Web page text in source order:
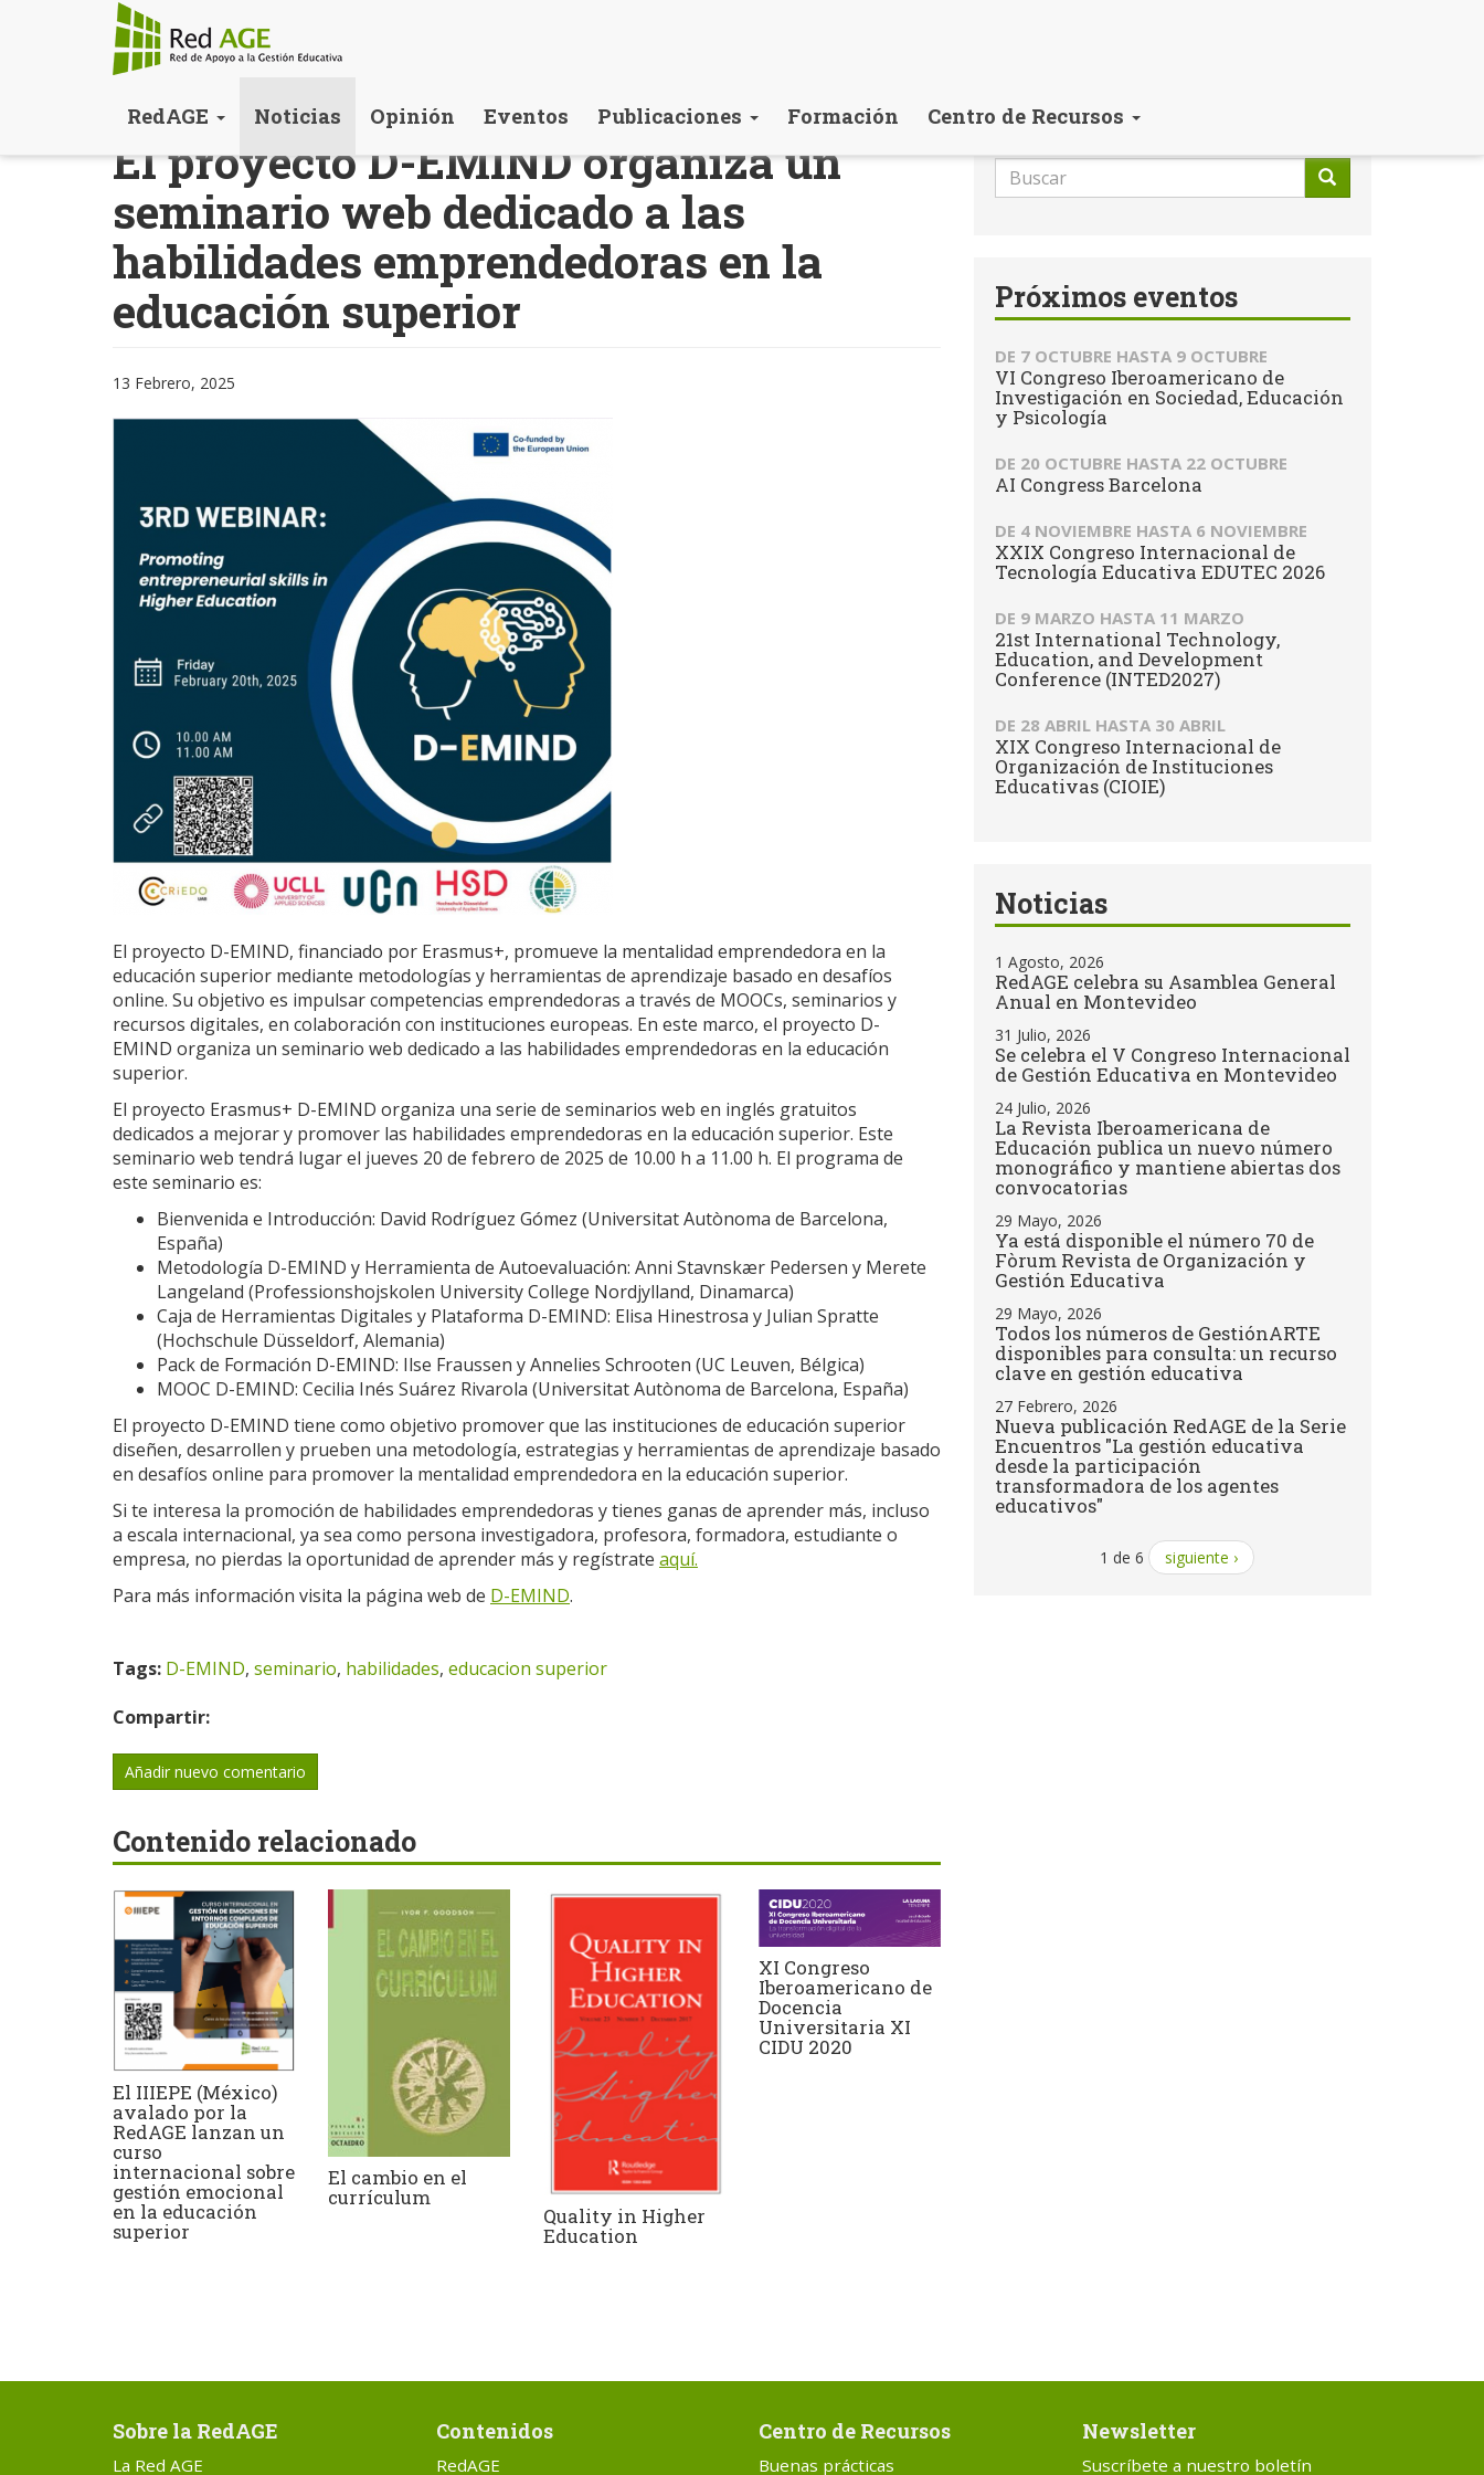
contenido
RedAGE Noticias Opinión Eventos Publicaciones Formación Centro de Recursos
El proyecto D-EMIND organiza un
seminario web dedicado a las
habilidades emprendedoras en la
educación superior
13 Febrero, 2025
El proyecto D-EMIND, financiado por Erasmus+, promueve la mentalidad emprendedora en la
educación superior mediante metodologías y herramientas de aprendizaje basado en desafíos
online. Su objetivo es impulsar competencias emprendedoras a través de MOOCs, seminarios y
recursos digitales, en colaboración con instituciones europeas. En este marco, el proyecto D-
EMIND organiza un seminario web dedicado a las habilidades emprendedoras en la educación
superior.
El proyecto Erasmus+ D-EMIND organiza una serie de seminarios web en inglés gratuitos
dedicados a mejorar y promover las habilidades emprendedoras en la educación superior. Este
seminario web tendrá lugar el jueves 20 de febrero de 2025 de 10.00 h a 11.00 h. El programa de
este seminario es:
Bienvenida e Introducción: David Rodríguez Gómez (Universitat Autònoma de Barcelona,
España)
Metodología D-EMIND y Herramienta de Autoevaluación: Anni Stavnskær Pedersen y Merete
Langeland (Professionshojskolen University College Nordjylland, Dinamarca)
Caja de Herramientas Digitales y Plataforma D-EMIND: Elisa Hinestrosa y Julian Spratte
(Hochschule Düsseldorf, Alemania)
Pack de Formación D-EMIND: Ilse Fraussen y Annelies Schrooten (UC Leuven, Bélgica)
MOOC D-EMIND: Cecilia Inés Suárez Rivarola (Universitat Autònoma de Barcelona, España)
El proyecto D-EMIND tiene como objetivo promover que las instituciones de educación superior
diseñen, desarrollen y prueben una metodología, estrategias y herramientas de aprendizaje basado
en desafíos online para promover la mentalidad emprendedora en la educación superior.
Si te interesa la promoción de habilidades emprendedoras y tienes ganas de aprender más, incluso
a escala internacional, ya sea como persona investigadora, profesora, formadora, estudiante o
empresa, no pierdas la oportunidad de aprender más y regístrate aquí.
Para más información visita la página web de D-EMIND.
Tags: D-EMIND, seminario, habilidades, educacion superior
Compartir:
Añadir nuevo comentario
Contenido relacionado
El IIIEPE (México)
avalado por la
RedAGE lanzan un
curso
internacional sobre
gestión emocional
en la educación
superior
El cambio en el
currículum
Quality in Higher
Education
XI Congreso
Iberoamericano de
Docencia
Universitaria XI
CIDU 2020
Formulario
de
Próximos eventos
DE 7 OCTUBRE HASTA 9 OCTUBRE
VI Congreso Iberoamericano de
Investigación en Sociedad, Educación
y Psicología
DE 20 OCTUBRE HASTA 22 OCTUBRE
AI Congress Barcelona
DE 4 NOVIEMBRE HASTA 6 NOVIEMBRE
XXIX Congreso Internacional de
Tecnología Educativa EDUTEC 2026
DE 9 MARZO HASTA 11 MARZO
21st International Technology,
Education, and Development
Conference (INTED2027)
DE 28 ABRIL HASTA 30 ABRIL
XIX Congreso Internacional de
Organización de Instituciones
Educativas (CIOIE)
Noticias
1 Agosto, 2026
RedAGE celebra su Asamblea General
Anual en Montevideo
31 Julio, 2026
Se celebra el V Congreso Internacional
de Gestión Educativa en Montevideo
24 Julio, 2026
La Revista Iberoamericana de
Educación publica un nuevo número
monográfico y mantiene abiertas dos
convocatorias
29 Mayo, 2026
Ya está disponible el número 70 de
Fòrum Revista de Organización y
Gestión Educativa
29 Mayo, 2026
Todos los números de GestiónARTE
disponibles para consulta: un recurso
clave en gestión educativa
27 Febrero, 2026
Nueva publicación RedAGE de la Serie
Encuentros "La gestión educativa
desde la participación
transformadora de los agentes
educativos"
1 de 6 siguiente ›
Sobre la RedAGE
La Red AGE
Contenidos
RedAGE
Centro de Recursos
Buenas prácticas
Newsletter
Suscríbete a nuestro boletín